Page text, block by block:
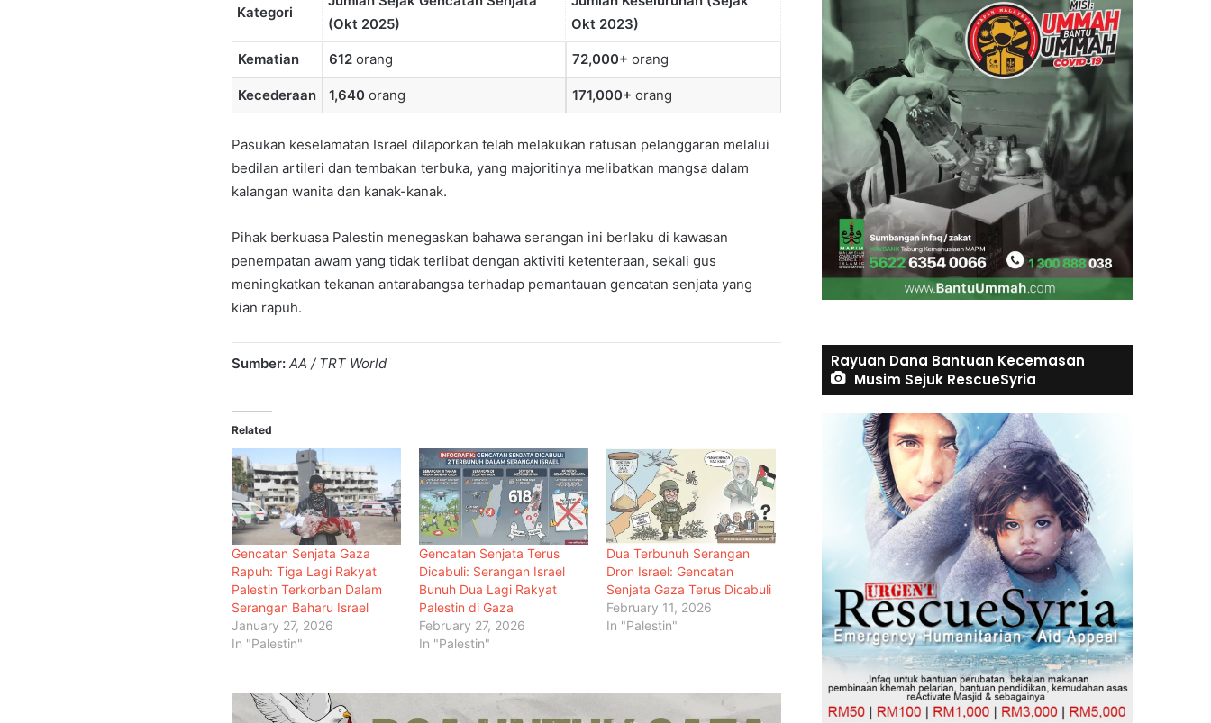
Kategori
(Okt 2025)
Okt 2023)
Kematian 612 orang 72,000+ orang
Kecederaan 1,640 orang 171,000+ orang
Pasukan keselamatan Israel dilaporkan telah melakukan ratusan pelanggaran melalui
bedilan artileri dan tembakan terbuka, yang majoritinya melibatkan mangsa dalam
kalangan wanita dan kanak-kanak.
Pihak berkuasa Palestin menegaskan bahawa serangan ini berlaku di kawasan
penempatan awam yang tidak terlibat dengan aktiviti ketenteraan, sekali gus
meningkatkan tekanan antarabangsa terhadap pemantauan gencatan senjata yang
kian rapuh.
Sumber: AA / TRT World
Related
Gencatan Senjata Gaza
Rapuh: Tiga Lagi Rakyat
Palestin Terkorban Dalam
Serangan Baharu Israel
January 27, 2026
In "Palestin"
Gencatan Senjata Terus
Dicabuli: Serangan Israel
Bunuh Dua Lagi Rakyat
Palestin di Gaza
February 27, 2026
In "Palestin"
Dua Terbunuh Serangan
Dron Israel: Gencatan
Senjata Gaza Terus Dicabuli
February 11, 2026
In "Palestin"
Menteri Arab dan Islam Bersetuju
Rayuan Dana Bantuan Kecemasan
Musim Sejuk RescueSyria